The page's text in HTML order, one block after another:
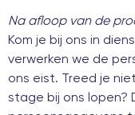
Na afloop van de
Kom je bij ons in
verwerken we de
ons eist. Treed je
stage bij ons lopen?